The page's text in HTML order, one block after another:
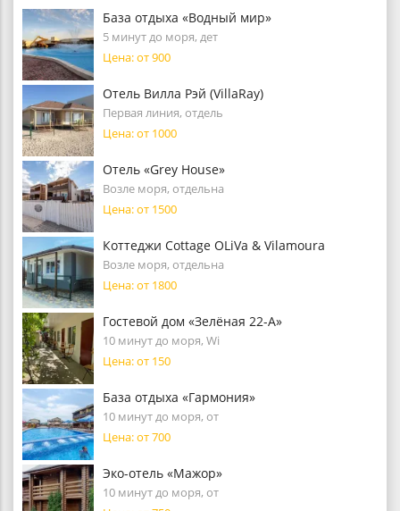
База отдыха «Водный мир»
5 минут до моря, дет
Цена: от 900
Отель Вилла Рэй (VillaRay)
Первая линия, отдель
Цена: от 1000
Отель «Grey House»
Возле моря, отдельна
Цена: от 1500
Коттеджи Cottage OLiVa & Vilamoura
Возле моря, отдельна
Цена: от 1800
Гостевой дом «Зелёная 22-А»
10 минут до моря, Wi
Цена: от 150
База отдыха «Гармония»
10 минут до моря, от
Цена: от 700
Эко-отель «Мажор»
10 минут до моря, от